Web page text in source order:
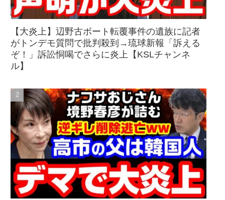
【大炎上】辺野古ボート転覆事件の遺族に記者
がトンデモ質問で批判殺到→琉球新報「訴える
ぞ！」訴訟恫喝でさらに炎上【KSLチャンネ
ル】